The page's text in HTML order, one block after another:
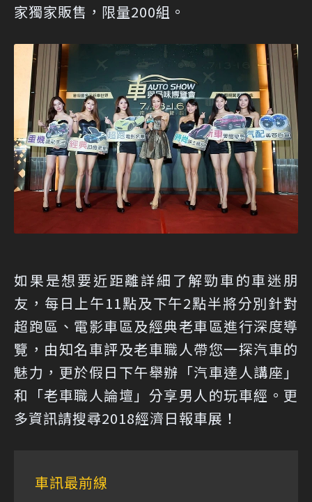
家獨家販售，限量200組。
如果是想要近距離詳細了解勁車的車迷朋
友，每日上午11點及下午2點半將分別針對
超跑區、電影車區及經典老車區進行深度導
覽，由知名車評及老車職人帶您一探汽車的
魅力，更於假日下午舉辦「汽車達人講座」
和「老車職人論壇」分享男人的玩車經。更
多資訊請搜尋2018經濟日報車展！
車訊最前線